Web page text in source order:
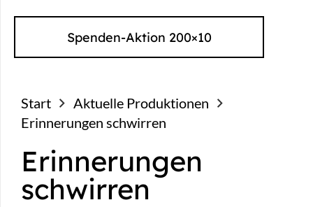
Spenden-Aktion 200×10
Start
Aktuelle Produktionen
Erinnerungen schwirren
Erinnerungen
schwirren